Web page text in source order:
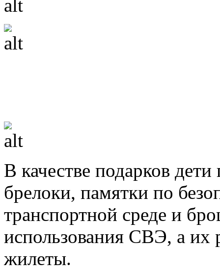
В качестве подарков
брелоки, памятки по
транспортной среде и
использования СВЭ, а их
жилеты.